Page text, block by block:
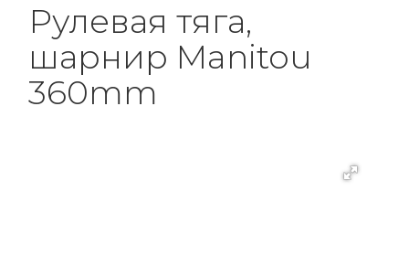
Рулевая тяга,
шарнир Manitou
360mm